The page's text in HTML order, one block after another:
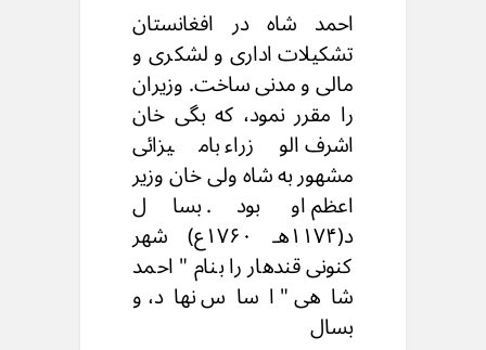
احمد شاه در افغانستان
تشکیلات اداری و لشکری و
مالی و مدنی ساخت. وزیران
را مقرر نمود، که بگی خان
اشرف الوزراء بامیزائی
مشهور به شاه ولی خان وزیر
اعظم او بود. بسال
د(۱۱۷۴هـ ۱۷۶۰ع) شهر
کنونی قندهار را بنام " احمد
شاهی " اساس نهاد، و
بسال